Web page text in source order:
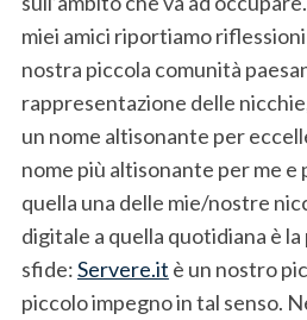
miei amici riportiamo
nostra piccola comunità
rappresentazione delle
un nome altisonante per
nome più altisonante per me e
quella una delle mie/nostre
digitale a quella quotidiana è
sfide:Servere.it è un nostro
piccolo impegno in tal senso.
e
a
r
c
f
o
r
: